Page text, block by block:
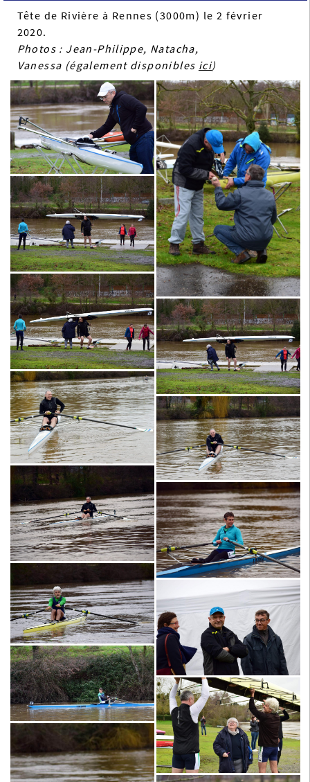
Tête de Rivière à Rennes (3000m) le 2 février
2020.
Photos : Jean-Philippe, Natacha,
Vanessa (également disponibles ici)